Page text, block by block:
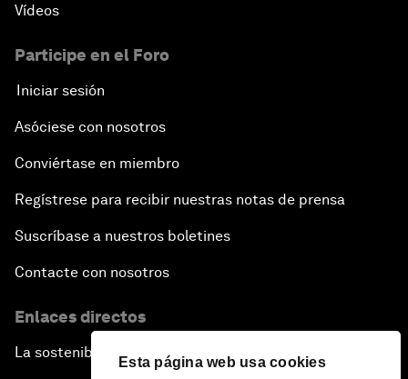
Esta página web usa cookies
Vídeos
Participe en el Foro
Iniciar sesión
Asóciese con nosotros
Conviértase en miembro
Regístrese para recibir nuestras notas de prensa
Suscríbase a nuestros boletines
Contacte con nosotros
Enlaces directos
La sostenibilidad en el Foro